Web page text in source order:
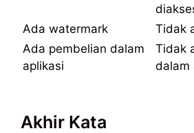
Ada watermark
Tidak
Ada pembelian dalam
aplikasi
Tidak
dalam
Akhir Kata